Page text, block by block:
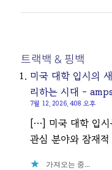
트랙백 & 핑백
미국 대학 입시의
리하는 시대 -
7월 12, 2026, 4:08 오후
[…] 미국 대학 입시
관심 분야와 잠재
가져오는 중...